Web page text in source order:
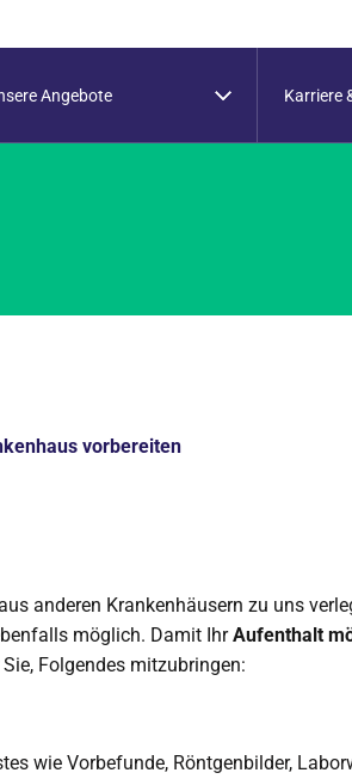
Angebote Karriere
vorbereiten
anderen Krankenhäusern zu uns
möglich. Damit IhrAufenthalt
Folgendes mitzubringen:
wie Vorbefunde, Röntgenbilder,